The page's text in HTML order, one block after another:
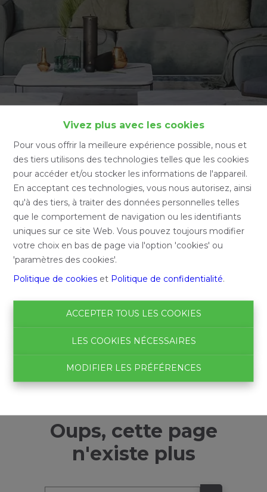
Vivez plus avec les cookies
Pour vous offrir la meilleure expérience possible, nous et
des tiers utilisons des technologies telles que les cookies
pour accéder et/ou stocker les informations de l'appareil.
En acceptant ces technologies, vous nous autorisez, ainsi
qu'à des tiers, à traiter des données personnelles telles
que le comportement de navigation ou les identifiants
uniques sur ce site Web. Vous pouvez toujours modifier
votre choix en bas de page via l'option 'cookies' ou
'paramètres des cookies'.
Politique de cookies et Politique de confidentialité.
ACCEPTER TOUS LES COOKIES
LES COOKIES NÉCESSAIRES
MODIFIER LES PRÉFÉRENCES
Accueil
Accueil
Oups, cette page
n'existe plus